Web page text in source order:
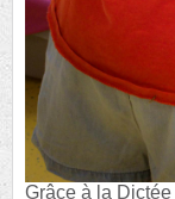
Grâce à la